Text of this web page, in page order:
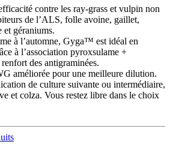
contre les ray-grass et vulpin non
de l’ALS, folle avoine, gaillet,
et géraniums.
à l’automne, Gyga™ est idéal en
à l’association pyroxsulame +
des antigraminées.
améliorée pour une meilleure dilution.
de culture suivante ou intermédiaire,
et colza. Vous restez libre dans le choix